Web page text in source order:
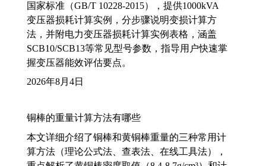
国家标准（GB/T 10228-2015），提供1000kVA
变压器损耗计算实例，分步骤说明变损计算方
法，并附电力变压器损耗计算实例表格，涵盖
SCB10/SCB13等常见型号参数，指导用户快速掌
握变压器能效评估要点。
2026年8月4日
铜棒的重量计算方法有哪些
本文详细介绍了铜棒和黄铜棒重量的三种常用计
算方法（理论公式法、查表法、在线工具法），